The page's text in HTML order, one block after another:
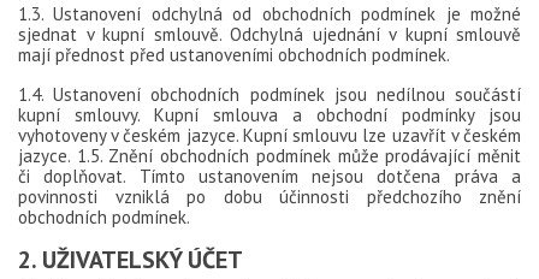
1.3. Ustanovení odchylná od obchodních podmínek je možné
sjednat v kupní smlouvě. Odchylná ujednání v kupní smlouvě
mají přednost před ustanoveními obchodních podmínek.
1.4. Ustanovení obchodních podmínek jsou nedílnou součástí
kupní smlouvy. Kupní smlouva a obchodní podmínky jsou
vyhotoveny v českém jazyce. Kupní smlouvu lze uzavřít v českém
jazyce. 1.5. Znění obchodních podmínek může prodávající měnit
či doplňovat. Tímto ustanovením nejsou dotčena práva a
povinnosti vzniklá po dobu účinnosti předchozího znění
obchodních podmínek.
2. UŽIVATELSKÝ ÚČET